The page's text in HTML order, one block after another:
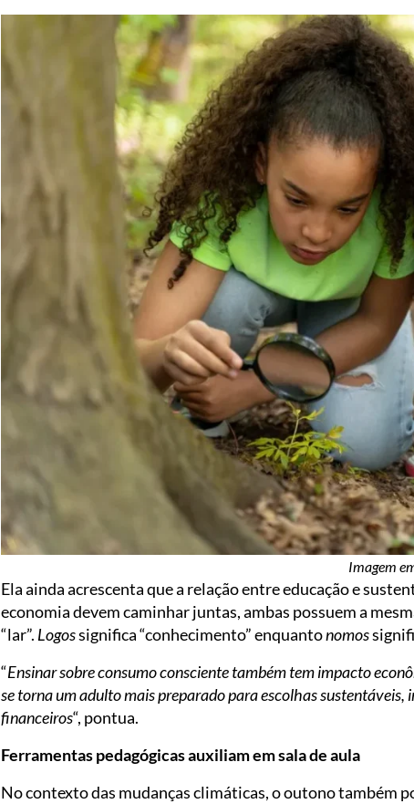
Imagem
Ela ainda acrescenta que a relação entre educação e
economia devem caminhar juntas, ambas possuem a
“lar”. Logossignifica “conhecimento” enquantonomos
“Ensinar sobre consumo consciente também tem impacto
se torna um adulto mais preparado para escolhas sustentáveis,
financeiros“, pontua.
Ferramentas pedagógicas auxiliam em sala de aula
No contexto das mudanças climáticas, o outono também